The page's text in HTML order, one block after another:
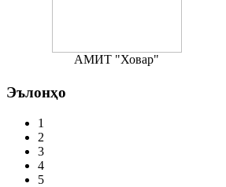
АМИТ "Ховар"
Эълонҳо
1
2
3
4
5